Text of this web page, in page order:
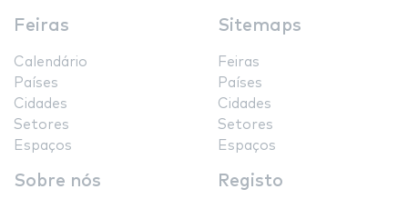
Feiras
Calendário
Países
Cidades
Setores
Espaços
Sitemaps
Feiras
Países
Cidades
Setores
Espaços
Sobre nós Registo